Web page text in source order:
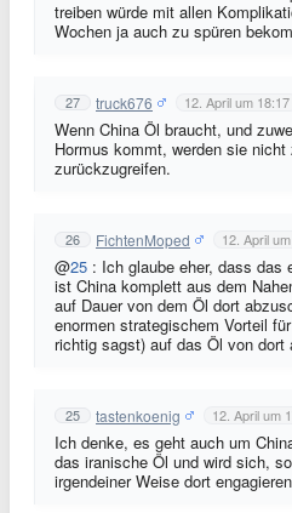
treiben würde mit allen
Wochen ja auch zu spüren
27 truck676 12. April um 18:17
Wenn China Öl braucht, und
Hormus kommt, werden sie
zurückzugreifen.
26 FichtenMoped 12. April
@25 : Ich glaube eher, dass das
ist China komplett aus dem
auf Dauer von dem Öl dort
enormen strategischem Vorteil
richtig sagst) auf das Öl von dort
25 tastenkoenig 12. April um
Ich denke, es geht auch um
das iranische Öl und wird sich,
irgendeiner Weise dort